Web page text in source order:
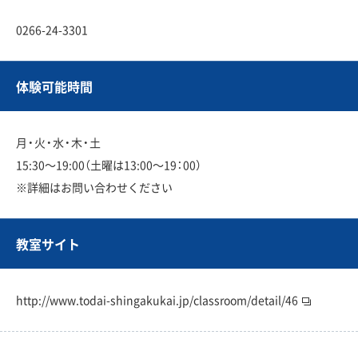
0266-24-3301
体験可能時間
月・火・水・木・土
15:30〜19:00（土曜は13:00〜19：00）
※詳細はお問い合わせください
教室サイト
http://www.todai-shingakukai.jp/classroom/detail/46